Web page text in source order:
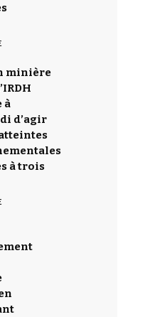
minière
à
d’agir
à trois